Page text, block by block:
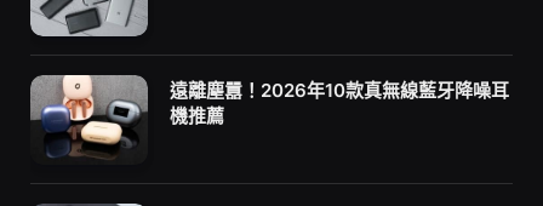
遠離塵囂！2026年10款真無線藍牙降噪耳
機推薦